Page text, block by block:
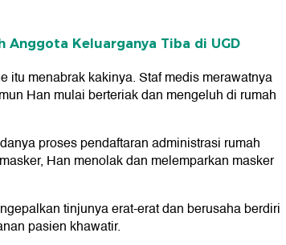
Anggota Keluarganya Tiba di UGD
itu menabrak kakinya. Staf medis merawatnya
Han mulai berteriak dan mengeluh di rumah
proses pendaftaran administrasi rumah
Han menolak dan melemparkan masker
tinjunya erat-erat dan berusaha berdiri
pasien khawatir.